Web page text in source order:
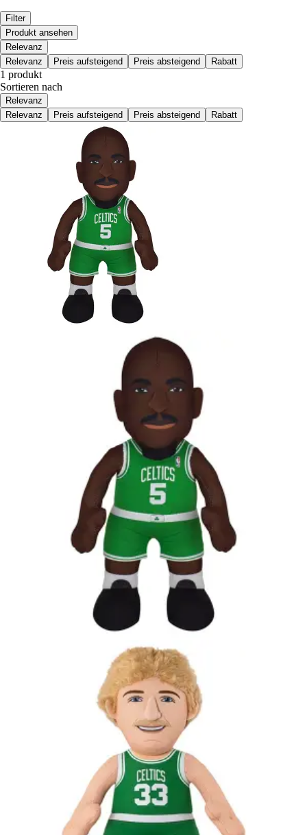
Filter
Produkt ansehen
Relevanz
Relevanz
Preis aufsteigend Preis absteigend Rabatt
1 produkt
Sortieren nach
Relevanz
Relevanz
Preis aufsteigend Preis absteigend Rabatt